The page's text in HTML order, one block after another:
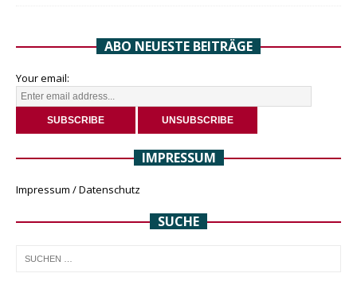
ABO NEUESTE BEITRÄGE
Your email:
IMPRESSUM
Impressum / Datenschutz
SUCHE